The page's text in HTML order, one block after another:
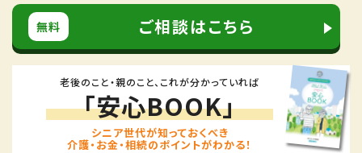
無料 ご相談はこちら
老後のこと・親のこと、これが分かっていれば
「安心BOOK」
シニア世代が知っておくべき
介護・お金・相続のポイントがわかる！